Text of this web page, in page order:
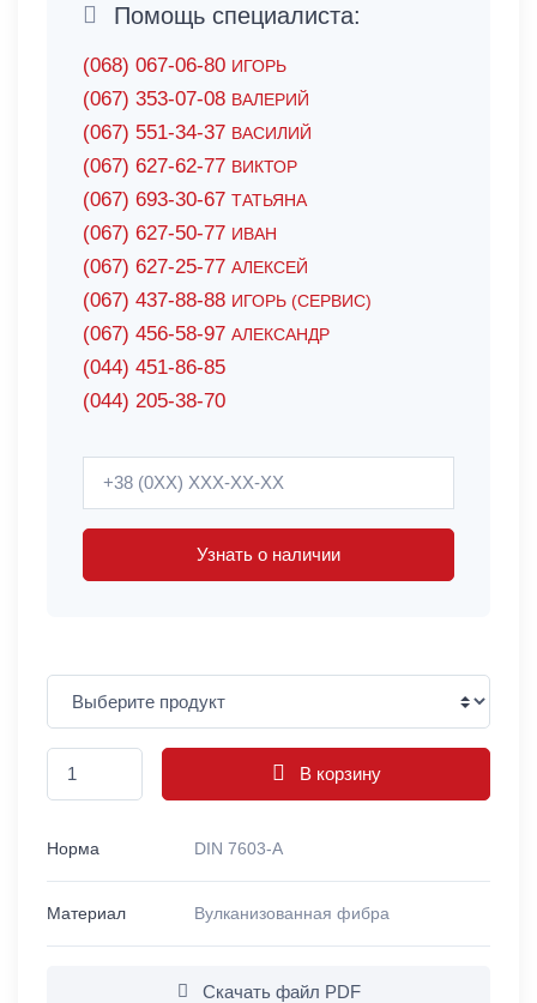
Помощь специалиста:
(068) 067-06-80 ИГОРЬ
(067) 353-07-08 ВАЛЕРИЙ
(067) 551-34-37 ВАСИЛИЙ
(067) 627-62-77 ВИКТОР
(067) 693-30-67 ТАТЬЯНА
(067) 627-50-77 ИВАН
(067) 627-25-77 АЛЕКСЕЙ
(067) 437-88-88 ИГОРЬ (СЕРВИС)
(067) 456-58-97 АЛЕКСАНДР
(044) 451-86-85
(044) 205-38-70
Узнать о наличии
В корзину
Норма DIN 7603-A
Материал Вулканизованная фибра
Скачать файл PDF